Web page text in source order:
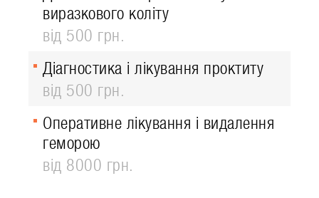
виразкового коліту
від 500 грн.
Діагностика і лікування проктиту
від 500 грн.
Оперативне лікування і видалення
геморою
від 8000 грн.